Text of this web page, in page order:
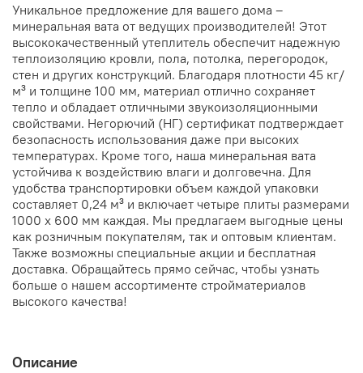
Уникальное предложение для вашего дома –
минеральная вата от ведущих производителей! Этот
высококачественный утеплитель обеспечит надежную
теплоизоляцию кровли, пола, потолка, перегородок,
стен и других конструкций. Благодаря плотности 45 кг/
м³ и толщине 100 мм, материал отлично сохраняет
тепло и обладает отличными звукоизоляционными
свойствами. Негорючий (НГ) сертификат подтверждает
безопасность использования даже при высоких
температурах. Кроме того, наша минеральная вата
устойчива к воздействию влаги и долговечна. Для
удобства транспортировки объем каждой упаковки
составляет 0,24 м³ и включает четыре плиты размерами
1000 х 600 мм каждая. Мы предлагаем выгодные цены
как розничным покупателям, так и оптовым клиентам.
Также возможны специальные акции и бесплатная
доставка. Обращайтесь прямо сейчас, чтобы узнать
больше о нашем ассортименте стройматериалов
высокого качества!
Описание